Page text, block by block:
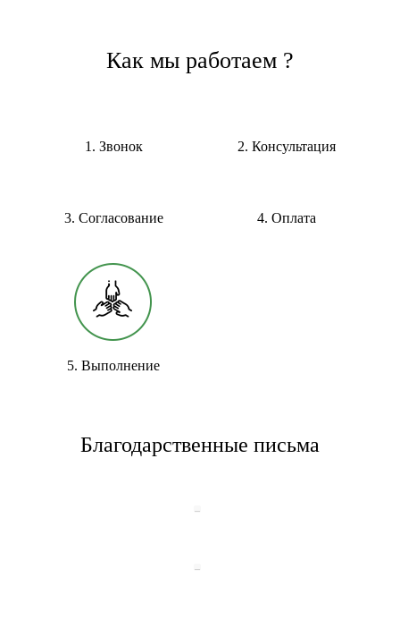
Как мы работаем ?
1. Звонок 2. Консультация
3. Согласование 4. Оплата
5. Выполнение
Благодарственные письма